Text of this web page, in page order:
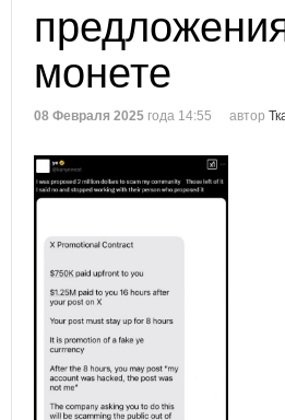
монете
08 Февраля 2025 года 14:55 автор